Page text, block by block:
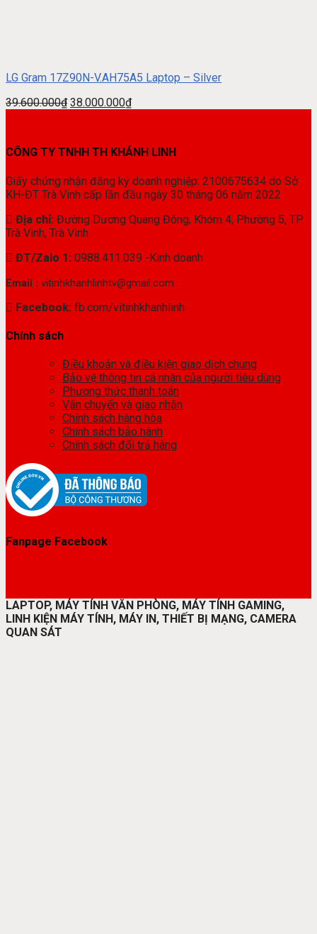
LG Gram 17Z90N-V.AH75A5 Laptop – Silver
39.600.000₫ 38.000.000₫
CÔNG TY TNHH TH KHÁNH LINH
Giấy chứng nhận đăng ký doanh nghiệp: 2100675634 do Sở
KH-ĐT Trà Vinh cấp lần đầu ngày 30 tháng 06 năm 2022
Địa chỉ: Đường Dương Quang Đông, Khóm 4, Phường 5, TP.
Trà Vinh, Trà Vinh
ĐT/Zalo 1: 0988.411.039 -Kinh doanh
Email : vitinhkhanhlinhtv@gmail.com
Facebook: fb.com/vitinhkhanhlinh
Chính sách
Điều khoản và điều kiện giao dịch chung
Bảo vệ thông tin cá nhân của người tiêu dùng
Phương thức thanh toán
Vận chuyển và giao nhận
Chính sách hàng hóa
Chính sách bảo hành
Chính sách đổi trả hàng
Fanpage Facebook
LAPTOP, MÁY TÍNH VĂN PHÒNG, MÁY TÍNH GAMING,
LINH KIỆN MÁY TÍNH, MÁY IN, THIẾT BỊ MẠNG, CAMERA
QUAN SÁT